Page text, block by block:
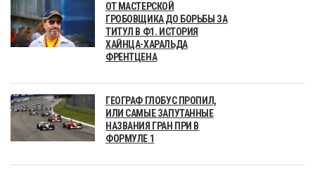
ОТ МАСТЕРСКОЙ
ГРОБОВЩИКА ДО БОРЬБЫ ЗА
ТИТУЛ В Ф1. ИСТОРИЯ
ХАЙНЦА-ХАРАЛЬДА
ФРЕНТЦЕНА
ГЕОГРАФ ГЛОБУС ПРОПИЛ,
ИЛИ САМЫЕ ЗАПУТАННЫЕ
НАЗВАНИЯ ГРАН ПРИ В
ФОРМУЛЕ 1